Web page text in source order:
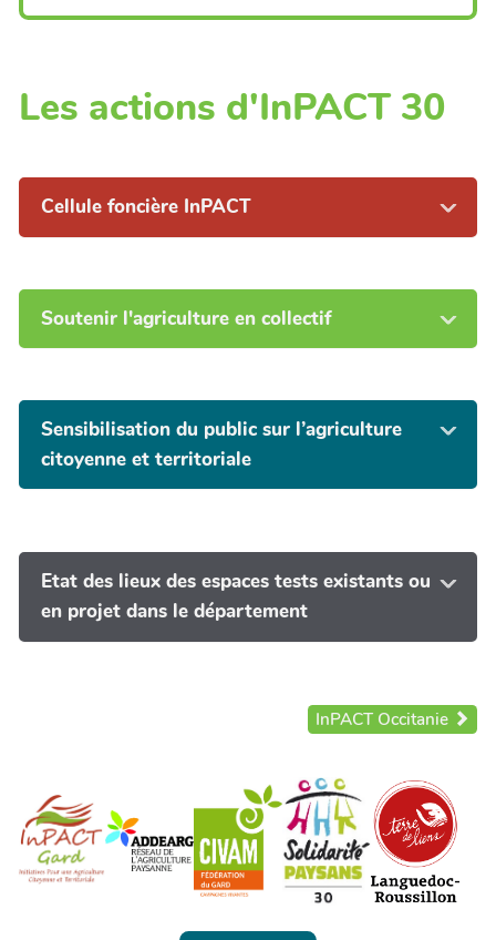
Les actions d'InPACT 30
Cellule foncière InPACT
Soutenir l'agriculture en collectif
Sensibilisation du public sur l’agriculture
citoyenne et territoriale
Etat des lieux des espaces tests existants ou
en projet dans le département
InPACT Occitanie